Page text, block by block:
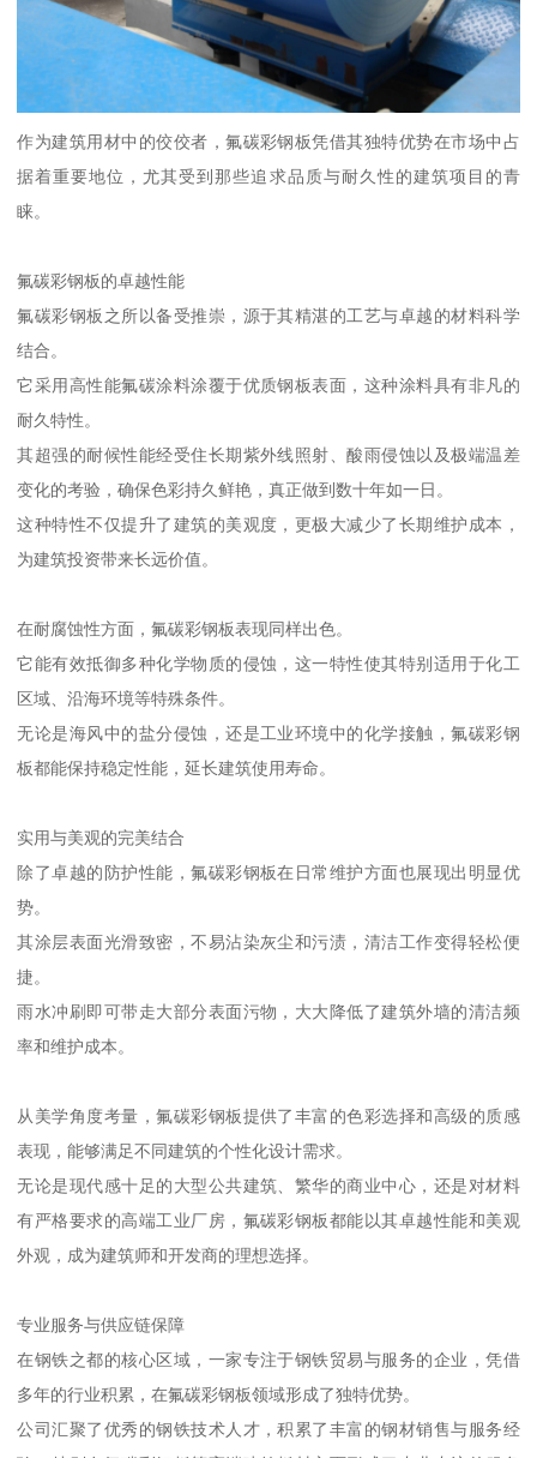
作为建筑用材中的佼佼者，氟碳彩钢板凭借其独特优势在市场中占
据着重要地位，尤其受到那些追求品质与耐久性的建筑项目的青
睐。
氟碳彩钢板的卓越性能
氟碳彩钢板之所以备受推崇，源于其精湛的工艺与卓越的材料科学
结合。
它采用高性能氟碳涂料涂覆于优质钢板表面，这种涂料具有非凡的
耐久特性。
其超强的耐候性能经受住长期紫外线照射、酸雨侵蚀以及极端温差
变化的考验，确保色彩持久鲜艳，真正做到数十年如一日。
这种特性不仅提升了建筑的美观度，更极大减少了长期维护成本，
为建筑投资带来长远价值。
在耐腐蚀性方面，氟碳彩钢板表现同样出色。
它能有效抵御多种化学物质的侵蚀，这一特性使其特别适用于化工
区域、沿海环境等特殊条件。
无论是海风中的盐分侵蚀，还是工业环境中的化学接触，氟碳彩钢
板都能保持稳定性能，延长建筑使用寿命。
实用与美观的完美结合
除了卓越的防护性能，氟碳彩钢板在日常维护方面也展现出明显优
势。
其涂层表面光滑致密，不易沾染灰尘和污渍，清洁工作变得轻松便
捷。
雨水冲刷即可带走大部分表面污物，大大降低了建筑外墙的清洁频
率和维护成本。
从美学角度考量，氟碳彩钢板提供了丰富的色彩选择和高级的质感
表现，能够满足不同建筑的个性化设计需求。
无论是现代感十足的大型公共建筑、繁华的商业中心，还是对材料
有严格要求的高端工业厂房，氟碳彩钢板都能以其卓越性能和美观
外观，成为建筑师和开发商的理想选择。
专业服务与供应链保障
在钢铁之都的核心区域，一家专注于钢铁贸易与服务的企业，凭借
多年的行业积累，在氟碳彩钢板领域形成了独特优势。
公司汇聚了优秀的钢铁技术人才，积累了丰富的钢材销售与服务经